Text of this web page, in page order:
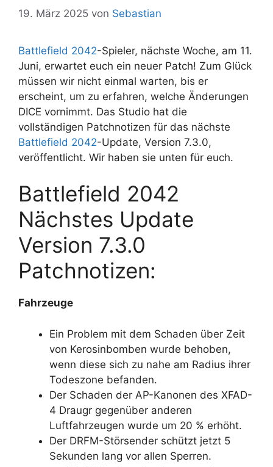
19. März 2025 von Sebastian
Battlefield 2042-Spieler, nächste Woche, am 11.
Juni, erwartet euch ein neuer Patch! Zum Glück
müssen wir nicht einmal warten, bis er
erscheint, um zu erfahren, welche Änderungen
DICE vornimmt. Das Studio hat die
vollständigen Patchnotizen für das nächste
Battlefield 2042-Update, Version 7.3.0,
veröffentlicht. Wir haben sie unten für euch.
Battlefield 2042
Nächstes Update
Version 7.3.0
Patchnotizen:
Fahrzeuge
Ein Problem mit dem Schaden über Zeit
von Kerosinbomben wurde behoben,
wenn diese sich zu nahe am Radius ihrer
Todeszone befanden.
Der Schaden der AP-Kanonen des XFAD-
4 Draugr gegenüber anderen
Luftfahrzeugen wurde um 20 % erhöht.
Der DRFM-Störsender schützt jetzt 5
Sekunden lang vor allen Sperren.